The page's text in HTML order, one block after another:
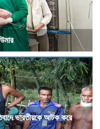
ভারতীয়কে আটক করে